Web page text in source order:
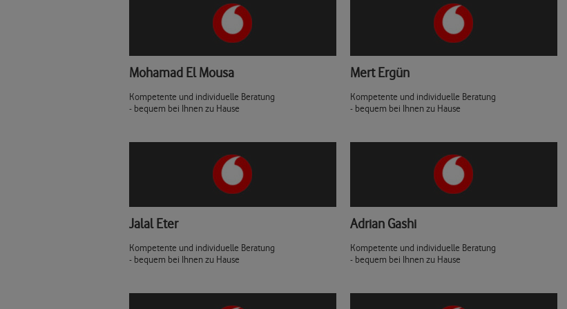
Mohamad El Mousa
Kompetente und individuelle Beratung
- bequem bei Ihnen zu Hause
Mert Ergün
Kompetente und individuelle Beratung
- bequem bei Ihnen zu Hause
Jalal Eter
Kompetente und individuelle Beratung
- bequem bei Ihnen zu Hause
Adrian Gashi
Kompetente und individuelle Beratung
- bequem bei Ihnen zu Hause